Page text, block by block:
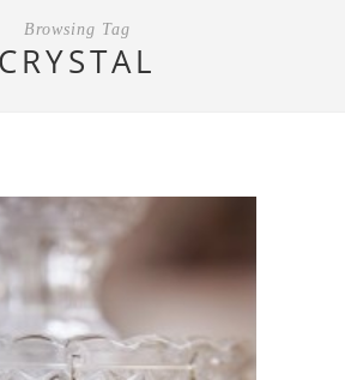
Browsing Tag
CRYSTAL